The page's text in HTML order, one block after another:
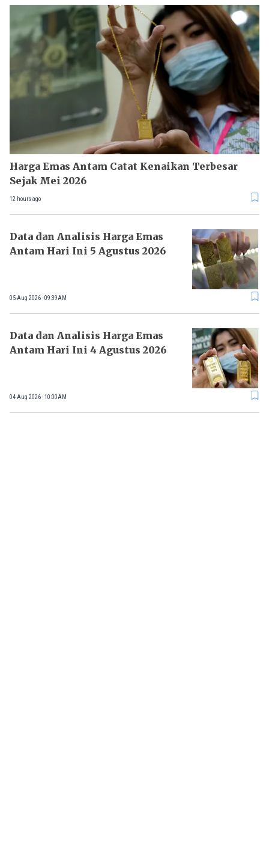
Harga Emas Antam Catat Kenaikan Terbesar
Sejak Mei 2026
12 hours ago
Data dan Analisis Harga Emas
Antam Hari Ini 5 Agustus 2026
05 Aug 2026 - 09:39AM
Data dan Analisis Harga Emas
Antam Hari Ini 4 Agustus 2026
04 Aug 2026 - 10:00AM